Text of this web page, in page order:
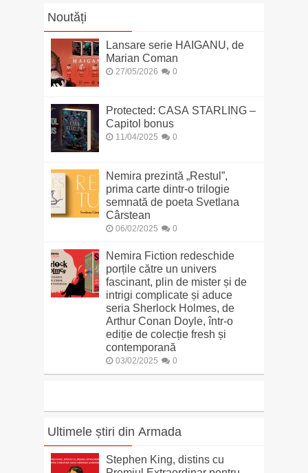
Noutăți
Lansare serie HAIGANU, de
Marian Coman
27/05/2026 0
Protected: CASA STARLING –
Capitol bonus
11/04/2025 0
Nemira prezintă „Restul”,
prima carte dintr-o trilogie
semnată de poeta Svetlana
Cârstean
06/02/2025 0
Nemira Fiction redeschide
porțile către un univers
fascinant, plin de mister și de
intrigi complicate și aduce
seria Sherlock Holmes, de
Arthur Conan Doyle, într-o
ediție de colecție fresh și
contemporană
03/02/2025 0
Ultimele știri din Armada
Stephen King, distins cu